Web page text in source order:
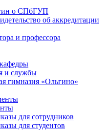
о СПбГУП
об аккредитации
и профессора
и службы
гимназия «Ольгино»
для сотрудников
для студентов